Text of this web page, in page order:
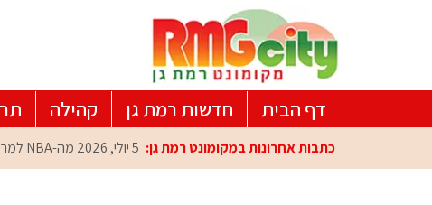
דף הבית חדשות רמת גן קהילה
כתבות אחרונות במקומונט רמת גן: 5 יולי, 2026 מה-NBA למרכז הפיתוח ברמת גן: עומרי כספי במפגש הוקרה מיוח